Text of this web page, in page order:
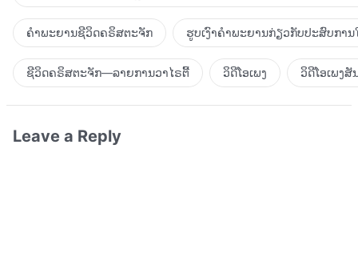
ຄຳພະຍານຊີວິດຄຣິສຕະຈັກ ຮູບເງົາຄຳພະຍານກ່ຽວກັບປະສົບກາ
ຊີວິດຄຣິສຕະຈັກ—ລາຍການວາໄຣຕີ້ ວິດີໂອເພງ ວິດີໂອເພງສັ
Leave a Reply